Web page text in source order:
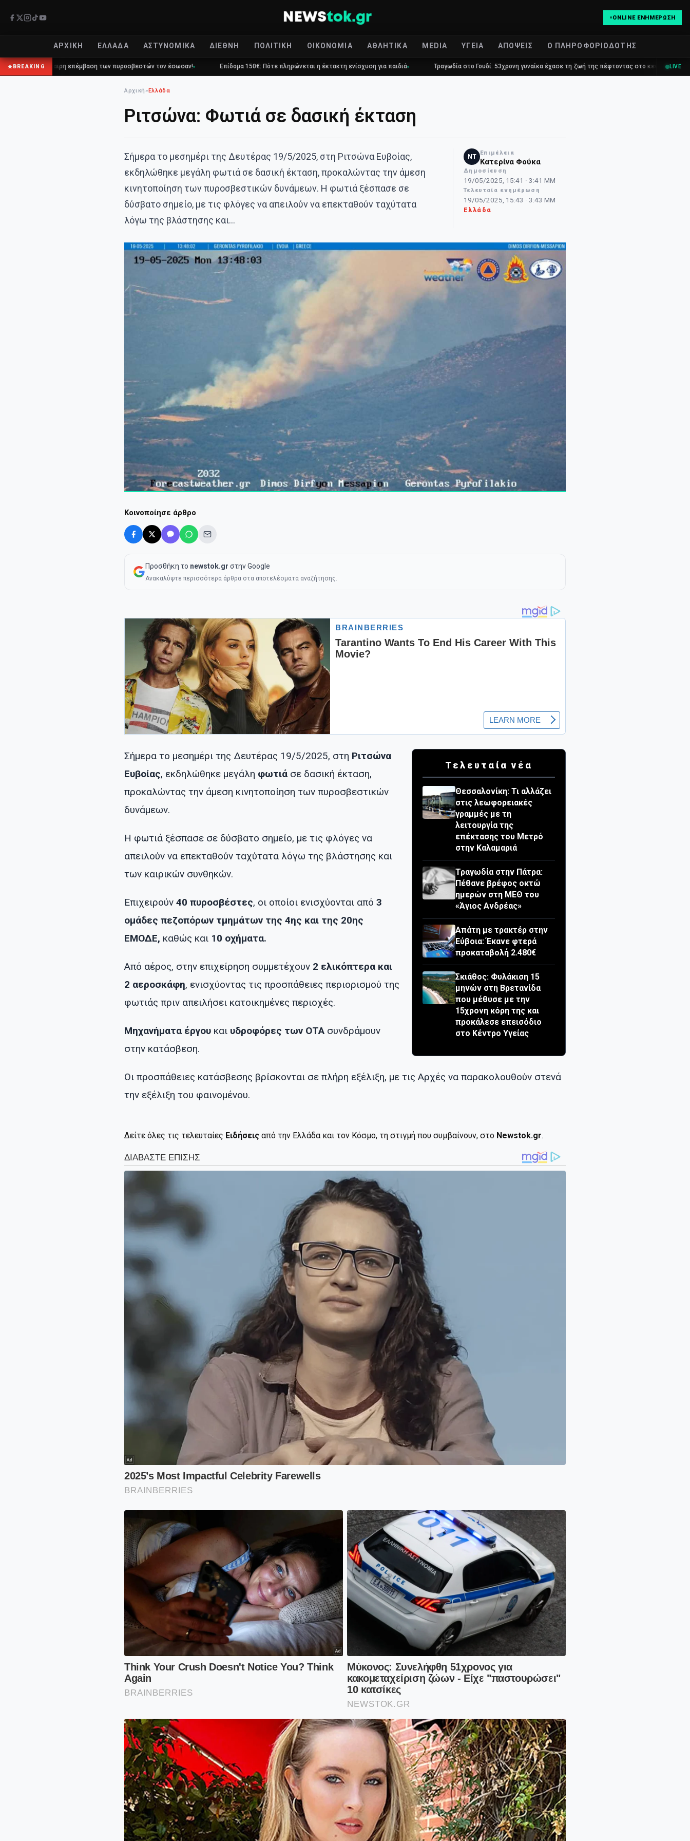
ONLINE ΕΝΗΜΈΡΩΣΗ
ΑΡΧΙΚΉ ΕΛΛΆΔΑ ΑΣΤΥΝΟΜΙΚΆ ΔΙΕΘΝΉ ΠΟΛΙΤΙΚΉ ΟΙΚΟΝΟΜΊΑ ΑΘΛΗΤΙΚΆ MEDIA ΥΓΕΊΑ ΑΠΌΨΕΙΣ Ο ΠΛΗΡΟΦΟΡΙΟΔΌΤΗΣ
BREAKING
έγκαιρη επέμβαση των πυροσβεστών τον έσωσαν! Επίδομα 150€: Πότε πληρώνεται η έκτακτη ενίσχυση για παιδιά Τραγωδία στο Γουδί: 53χρονη γυναίκα έχασε τη ζωή της πέφτοντας στο κενό από τον πέμπτοLIVE
Αρχική »Ελλάδα
Ριτσώνα: Φωτιά σε δασική έκταση
Σήμερα το μεσημέρι της Δευτέρας 19/5/2025, στη Ριτσώνα Ευβοίας,
εκδηλώθηκε μεγάλη φωτιά σε δασική έκταση, προκαλώντας την άμεση
κινητοποίηση των πυροσβεστικών δυνάμεων. Η φωτιά ξέσπασε σε
δύσβατο σημείο, με τις φλόγες να απειλούν να επεκταθούν ταχύτατα
λόγω της βλάστησης και…
NT Επιμέλεια
Κατερίνα Φούκα
Δημοσίευση
19/05/2025, 15:41 · 3:41 ΜΜ
Τελευταία ενημέρωση
19/05/2025, 15:43 · 3:43 ΜΜ
Ελλάδα
Κοινοποίησε άρθρο
Προσθήκη το newstok.gr στην Google
Ανακαλύψτε περισσότερα άρθρα στα αποτελέσματα αναζήτησης.
Τελευταία νέα
Θεσσαλονίκη: Τι αλλάζει
στις λεωφορειακές
γραμμές με τη
λειτουργία της
επέκτασης του Μετρό
στην Καλαμαριά
Τραγωδία στην Πάτρα:
Πέθανε βρέφος οκτώ
ημερών στη ΜΕΘ του
«Άγιος Ανδρέας»
Απάτη με τρακτέρ στην
Εύβοια: Έκανε φτερά
προκαταβολή 2.480€
Σκιάθος: Φυλάκιση 15
μηνών στη Βρετανίδα
που μέθυσε με την
15χρονη κόρη της και
προκάλεσε επεισόδιο
στο Κέντρο Υγείας
Σήμερα το μεσημέρι της Δευτέρας 19/5/2025, στη Ριτσώνα
Ευβοίας, εκδηλώθηκε μεγάλη φωτιά σε δασική έκταση,
προκαλώντας την άμεση κινητοποίηση των πυροσβεστικών
δυνάμεων.
Η φωτιά ξέσπασε σε δύσβατο σημείο, με τις φλόγες να
απειλούν να επεκταθούν ταχύτατα λόγω της βλάστησης και
των καιρικών συνθηκών.
Επιχειρούν 40 πυροσβέστες, οι οποίοι ενισχύονται από 3
ομάδες πεζοπόρων τμημάτων της 4ης και της 20ης
ΕΜΟΔΕ, καθώς και 10 οχήματα.
Από αέρος, στην επιχείρηση συμμετέχουν 2 ελικόπτερα και
2 αεροσκάφη, ενισχύοντας τις προσπάθειες περιορισμού της
φωτιάς πριν απειλήσει κατοικημένες περιοχές.
Μηχανήματα έργου και υδροφόρες των ΟΤΑ συνδράμουν
στην κατάσβεση.
Οι προσπάθειες κατάσβεσης βρίσκονται σε πλήρη εξέλιξη, με τις Αρχές να παρακολουθούν στενά
την εξέλιξη του φαινομένου.
Δείτε όλες τις τελευταίες Ειδήσεις από την Ελλάδα και τον Κόσμο, τη στιγμή που συμβαίνουν, στο Newstok.gr.